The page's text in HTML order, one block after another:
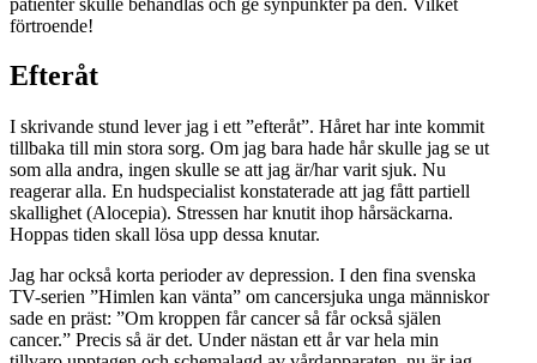
förtroende!
Efteråt
I skrivande stund lever jag i ett ”efteråt”. Håret har inte kommit
tillbaka till min stora sorg. Om jag bara hade hår skulle jag se ut
som alla andra, ingen skulle se att jag är/har varit sjuk. Nu
reagerar alla. En hudspecialist konstaterade att jag fått partiell
skallighet (Alocepia). Stressen har knutit ihop hårsäckarna.
Hoppas tiden skall lösa upp dessa knutar.
Jag har också korta perioder av depression. I den fina svenska
TV-serien ”Himlen kan vänta” om cancersjuka unga människor
sade en präst: ”Om kroppen får cancer så får också själen
cancer.” Precis så är det. Under nästan ett år var hela min